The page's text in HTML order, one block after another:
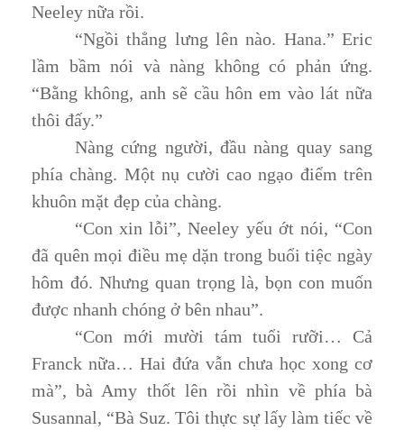
Neeley nữa rồi.
“Ngồi thẳng lưng lên nào. Hana.” Eric
lầm bầm nói và nàng không có phản ứng.
“Bằng không, anh sẽ cầu hôn em vào lát nữa
thôi đấy.”
Nàng cứng người, đầu nàng quay sang
phía chàng. Một nụ cười cao ngạo điểm trên
khuôn mặt đẹp của chàng.
“Con xin lỗi”, Neeley yếu ớt nói, “Con
đã quên mọi điều mẹ dặn trong buổi tiệc ngày
hôm đó. Nhưng quan trọng là, bọn con muốn
được nhanh chóng ở bên nhau”.
“Con mới mười tám tuổi rưỡi… Cả
Franck nữa… Hai đứa vẫn chưa học xong cơ
mà”, bà Amy thốt lên rồi nhìn về phía bà
Susannal, “Bà Suz. Tôi thực sự lấy làm tiếc về